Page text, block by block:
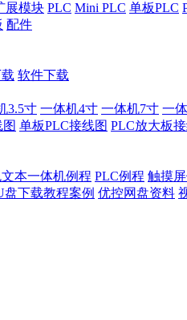
展模块 PLC Mini PLC 单板PLC
配件
软件下载
3.5寸 一体机4寸 一体机7寸 一
单板PLC接线图 PLC放大板
本一体机例程 PLC例程 触摸
盘下载教程案例 优控网盘资料